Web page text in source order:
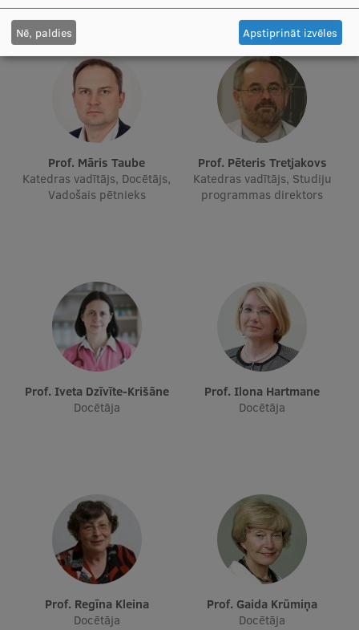
Starptautiskā sadarbība
Mobilitātes programmas
Starptautiskie projekti
Starptautiskie sadarbības partneri
EURAXESS RSU kontaktpunkts
Prof. Māris Taube
Katedras vadītājs, Docētājs,
Vadošais pētnieks
Prof. Pēteris Tretjakovs
Katedras vadītājs, Studiju
programmas direktors
Prof. Iveta Dzīvīte-Krišāne
Docētāja
Prof. Ilona Hartmane
Docētāja
Prof. Regīna Kleina
Docētāja
Prof. Gaida Krūmiņa
Docētāja
Nē, paldies Apstiprināt izvēles